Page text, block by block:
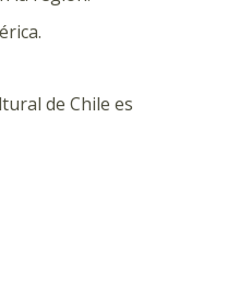
de Chile es